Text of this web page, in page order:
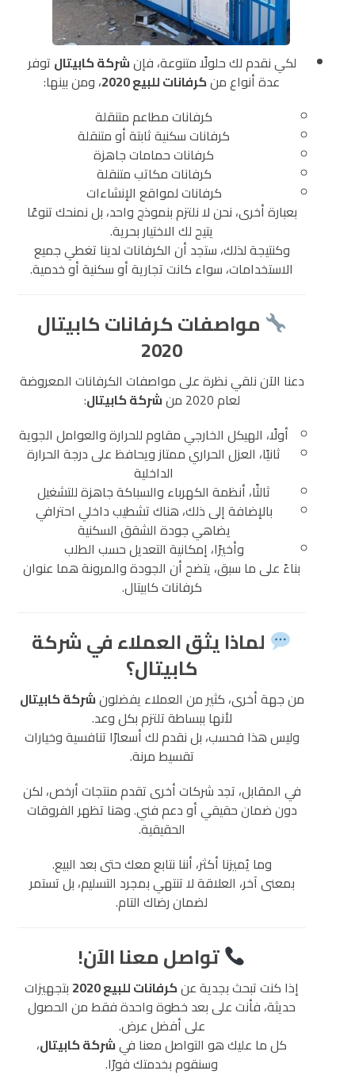
لكي نقدم لك حلولًا متنوعة، فإنشركة كابيتال توفر
عدة أنواع منكرفانات للبيع 2020
، ومن بينها:
كرفانات مطاعم متنقلة
كرفانات سكنية ثابتة أو متنقلة
كرفانات حمامات جاهزة
كرفانات مكاتب متنقلة
كرفانات لمواقع الإنشاءات
بعبارة أخرى، نحن لا نلتزم بنموذج واحد، بل نمنحك تنوعًا
يتيح لك الاختيار بحرية.
وكنتيجة لذلك، ستجد أن الكرفانات لدينا تغطي جميع
الاستخدامات، سواء كانت تجارية أو سكنية أو خدمية.
مواصفات كرفانات كابيتال
2020
دعنا الآن نلقي نظرة على مواصفات الكرفانات المعروضة
لعام 2020 من
شركة كابيتال:
أولًا، الهيكل الخارجي مقاوم للحرارة والعوامل الجوية
ثانيًا، العزل الحراري ممتاز ويحافظ على درجة الحرارة
الداخلية
ثالثًا، أنظمة الكهرباء والسباكة جاهزة للتشغيل
بالإضافة إلى ذلك، هناك تشطيب داخلي احترافي
يضاهي جودة الشقق السكنية
وأخيرًا، إمكانية التعديل حسب الطلب
بناءً على ما سبق، يتضح أن الجودة والمرونة هما عنوان
كرفانات كابيتال.
لماذا يثق العملاء في شركة
كابيتال؟
من جهة أخرى، كثير من العملاء يفضلونشركة كابيتال
لأنها ببساطة تلتزم بكل وعد.
وليس هذا فحسب، بل نقدم لك أسعارًا تنافسية وخيارات
تقسيط مرنة.
في المقابل، تجد شركات أخرى تقدم منتجات أرخص، لكن
دون ضمان حقيقي أو دعم فني. وهنا تظهر الفروقات
الحقيقية.
وما يُميزنا أكثر، أننا نتابع معك حتى بعد البيع.
بمعنى آخر، العلاقة لا تنتهي بمجرد التسليم، بل تستمر
لضمان رضاك التام.
تواصل معنا الآن!
إذا كنت تبحث بجدية عنكرفانات للبيع 2020
بتجهيزات
حديثة، فأنت على بعد خطوة واحدة فقط من الحصول
على أفضل عرض.
كل ما عليك هو التواصل معنا فيشركة كابيتال،
وسنقوم بخدمتك فورًا.